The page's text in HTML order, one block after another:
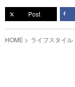
Post
HOME ライフスタイル